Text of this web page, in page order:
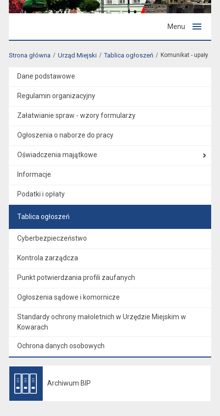
Menu
Strona główna Urząd Miejski Tablica ogłoszeń Komunikat - upały
Dane podstawowe
Regulamin organizacyjny
Załatwianie spraw - wzory formularzy
Ogłoszenia o naborze do pracy
Oświadczenia majątkowe
Informacje
Podatki i opłaty
Tablica ogłoszeń
Cyberbezpieczeństwo
Kontrola zarządcza
Punkt potwierdzania profili zaufanych
Ogłoszenia sądowe i komornicze
Standardy ochrony małoletnich w Urzędzie Miejskim w
Kowarach
Ochrona danych osobowych
Archiwum BIP